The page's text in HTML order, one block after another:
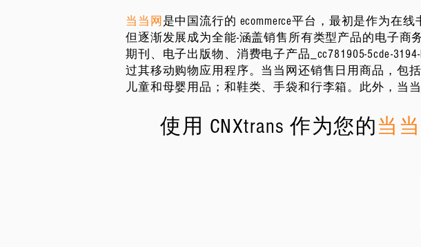
当当网 是中国流行的 ecommerce平台，最初是作为在
但逐渐发展成为全能-涵盖销售所有类型产品的电子商
期刊、电子出版物、消费电子产品_cc781905-5cde-
过其移动购物应用程序。当当网还销售日用商品，包
儿童和母婴用品；和鞋类、手袋和行李箱。此外，当
使用 CNXtrans 作为您的当